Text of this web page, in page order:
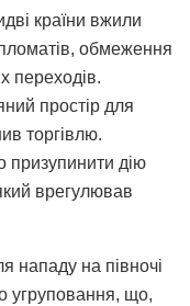
країни вжили
обмеження
переходів.
простір для
торгівлю.
призупинити дію
врегулював
нападу на півночі
угруповання, що,